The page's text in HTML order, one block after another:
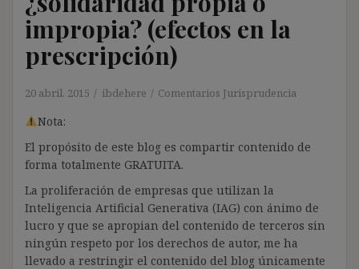
impropia? (efectos en la
prescripción)
20 abril, 2015 ibdehere Comentarios Jurisprudencia
Nota:
El propósito de este blog es compartir contenido de
forma totalmente GRATUITA.
La proliferación de empresas que utilizan la
Inteligencia Artificial Generativa (IAG) con ánimo de
lucro y que se apropian del contenido de terceros sin
ningún respeto por los derechos de autor, me ha
llevado a restringir el contenido del blog únicamente